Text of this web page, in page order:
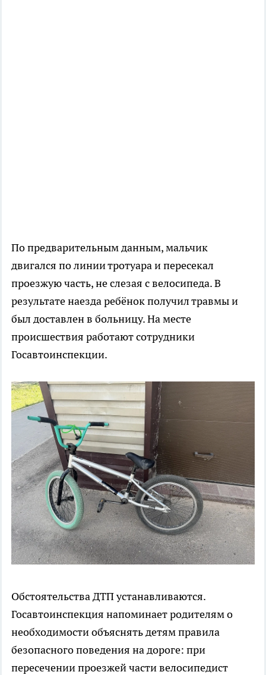
По предварительным данным, мальчик
двигался по линии тротуара и пересекал
проезжую часть, не слезая с велосипеда. В
результате наезда ребёнок получил травмы и
был доставлен в больницу. На месте
происшествия работают сотрудники
Госавтоинспекции.
Обстоятельства ДТП устанавливаются.
Госавтоинспекция напоминает родителям о
необходимости объяснять детям правила
безопасного поведения на дороге: при
пересечении проезжей части велосипедист